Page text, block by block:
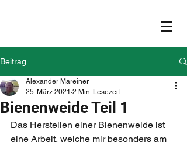
Beitrag
Bienenweide Teil 1
Alexander Mareiner
25. März 2021 2 Min. Lesezeit
Das Herstellen einer Bienenweide ist
eine Arbeit, welche mir besonders am